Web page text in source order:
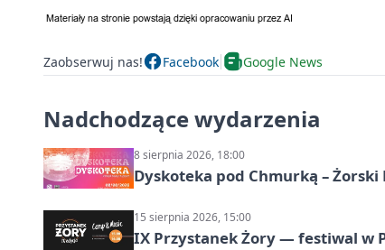
Zaobserwuj nas! Facebook Google News
Nadchodzące wydarzenia
8 sierpnia 2026, 18:00
Dyskoteka pod Chmurką –
15 sierpnia 2026, 15:00
IX Przystanek Żory — festiwal w